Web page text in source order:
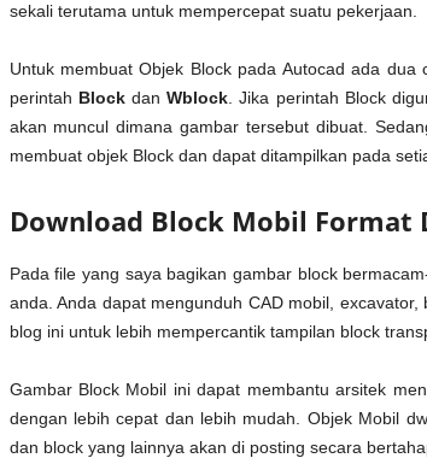
sekali terutama untuk mempercepat suatu pekerjaan.
Untuk membuat Objek Block pada Autocad ada
perintah BlockdanWblock . Jika perintah Block
akan muncul dimana gambar tersebut dibuat.
membuat objek Block dan dapat ditampilkan pada
Download Block Mobil Format
Pada file yang saya bagikan gambar block
anda. Anda dapat mengunduh CAD mobil,
blog ini untuk lebih mempercantik tampilan block
Gambar Block Mobil ini dapat membantu arsitek
dengan lebih cepat dan lebih mudah. Objek Mobil
dan block yang lainnya akan di posting secara